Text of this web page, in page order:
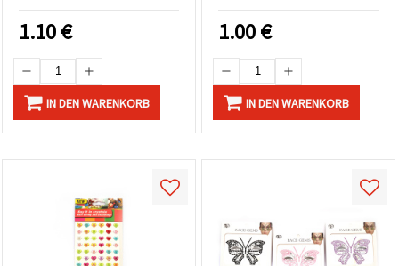
1.10€
IN DEN WARENKORB
1.00€
IN DEN WARENKORB